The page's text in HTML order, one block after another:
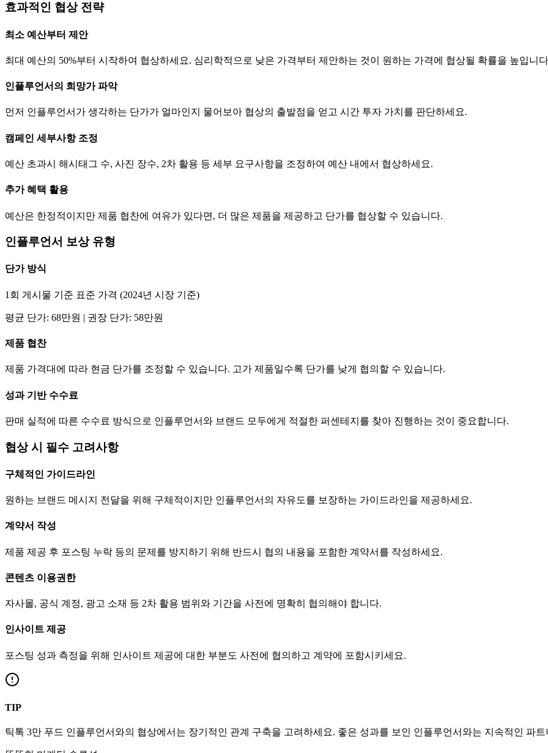
효과적인 협상 전략
최소 예산부터 제안
최대 예산의 50%부터 시작하여 협상하세요. 심리학적으로 낮은 가격부터 제안하는 것이 원하는 가격에 협상될 확률을 높입니
인플루언서의 희망가 파악
먼저 인플루언서가 생각하는 단가가 얼마인지 물어보아 협상의 출발점을 얻고 시간 투자 가치를 판단하세요.
캠페인 세부사항 조정
예산 초과시 해시태그 수, 사진 장수, 2차 활용 등 세부 요구사항을 조정하여 예산 내에서 협상하세요.
추가 혜택 활용
예산은 한정적이지만 제품 협찬에 여유가 있다면, 더 많은 제품을 제공하고 단가를 협상할 수 있습니다.
인플루언서 보상 유형
단가방식
1회 게시물 기준 표준 가격 (2024년 시장 기준)
평균 단가: 68만원 | 권장 단가: 58만원
제품 협찬
제품 가격대에 따라 현금 단가를 조정할 수 있습니다. 고가 제품일수록 단가를 낮게 협의할 수 있습니다.
성과 기반 수수료
판매 실적에 따른 수수료 방식으로 인플루언서와 브랜드 모두에게 적절한 퍼센테지를 찾아 진행하는 것이 중요합니다.
협상 시 필수 고려사항
구체적인 가이드라인
원하는 브랜드 메시지 전달을 위해 구체적이지만 인플루언서의 자유도를 보장하는 가이드라인을 제공하세요.
계약서 작성
제품 제공 후 포스팅 누락 등의 문제를 방지하기 위해 반드시 협의 내용을 포함한 계약서를 작성하세요.
콘텐츠 이용권한
자사몰, 공식 계정, 광고 소재 등 2차 활용 범위와 기간을 사전에 명확히 협의해야 합니다.
인사이트 제공
포스팅 성과 측정을 위해 인사이트 제공에 대한 부분도 사전에 협의하고 계약에 포함시키세요.
TIP
틱톡 3만 푸드 인플루언서와의 협상에서는 장기적인 관계 구축을 고려하세요. 좋은 성과를 보인 인플루언서와는 지속적인 파